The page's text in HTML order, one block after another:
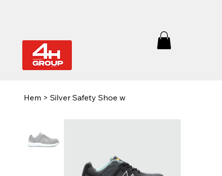
Hem > Silver Safety Shoe w